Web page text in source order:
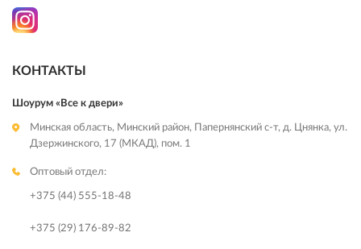
КОНТАКТЫ
Шоурум «Все к двери»
Минская область, Минский район, Папернянский с-т, д. Цнянка, ул.
Дзержинского, 17 (МКАД), пом. 1
Оптовый отдел:
+375 (44) 555-18-48
+375 (29) 176-89-82